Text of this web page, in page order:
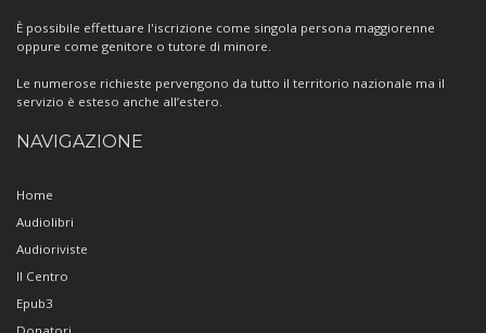
È possibile effettuare l'iscrizione come singola persona maggiorenne
oppure come genitore o tutore di minore.
Le numerose richieste pervengono da tutto il territorio nazionale ma il
servizio è esteso anche all’estero.
NAVIGAZIONE
Home
Audiolibri
Audioriviste
Il Centro
Epub3